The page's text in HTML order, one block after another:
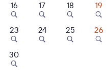
16 17 18 19
23 24 25 26
30